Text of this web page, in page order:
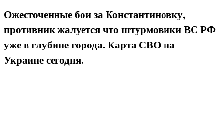
Ожесточенные бои за Константиновку,
противник жалуется что штурмовики ВС РФ
уже в глубине города. Карта СВО на
Украине сегодня.